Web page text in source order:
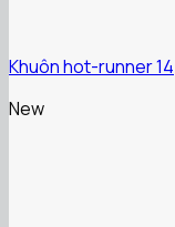
Khuôn hot-runner 14
New